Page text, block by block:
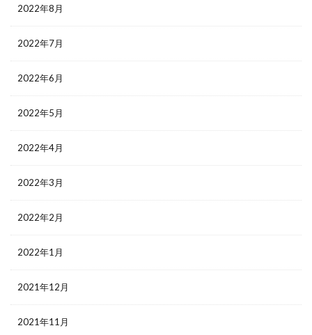
2022年8月
2022年7月
2022年6月
2022年5月
2022年4月
2022年3月
2022年2月
2022年1月
2021年12月
2021年11月